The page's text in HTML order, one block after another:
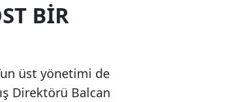
BIR
üst yönetimi de
Direktörü Balcan